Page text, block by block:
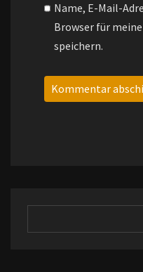
Name, E-Mail-
Browser für
speichern.